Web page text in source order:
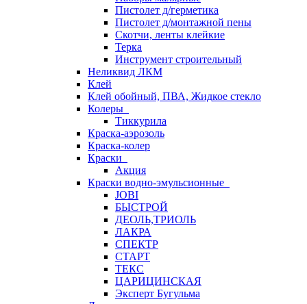
Пистолет д/герметика
Пистолет д/монтажной пены
Скотчи, ленты клейкие
Терка
Инструмент строительный
Неликвид ЛКМ
Клей
Клей обойный, ПВА, Жидкое стекло
Колеры
Тиккурила
Краска-аэрозоль
Краска-колер
Краски
Акция
Краски водно-эмульсионные
JOBI
БЫСТРОЙ
ДЕОЛЬ,ТРИОЛЬ
ЛАКРА
СПЕКТР
СТАРТ
ТЕКС
ЦАРИЦИНСКАЯ
Эксперт Бугульма